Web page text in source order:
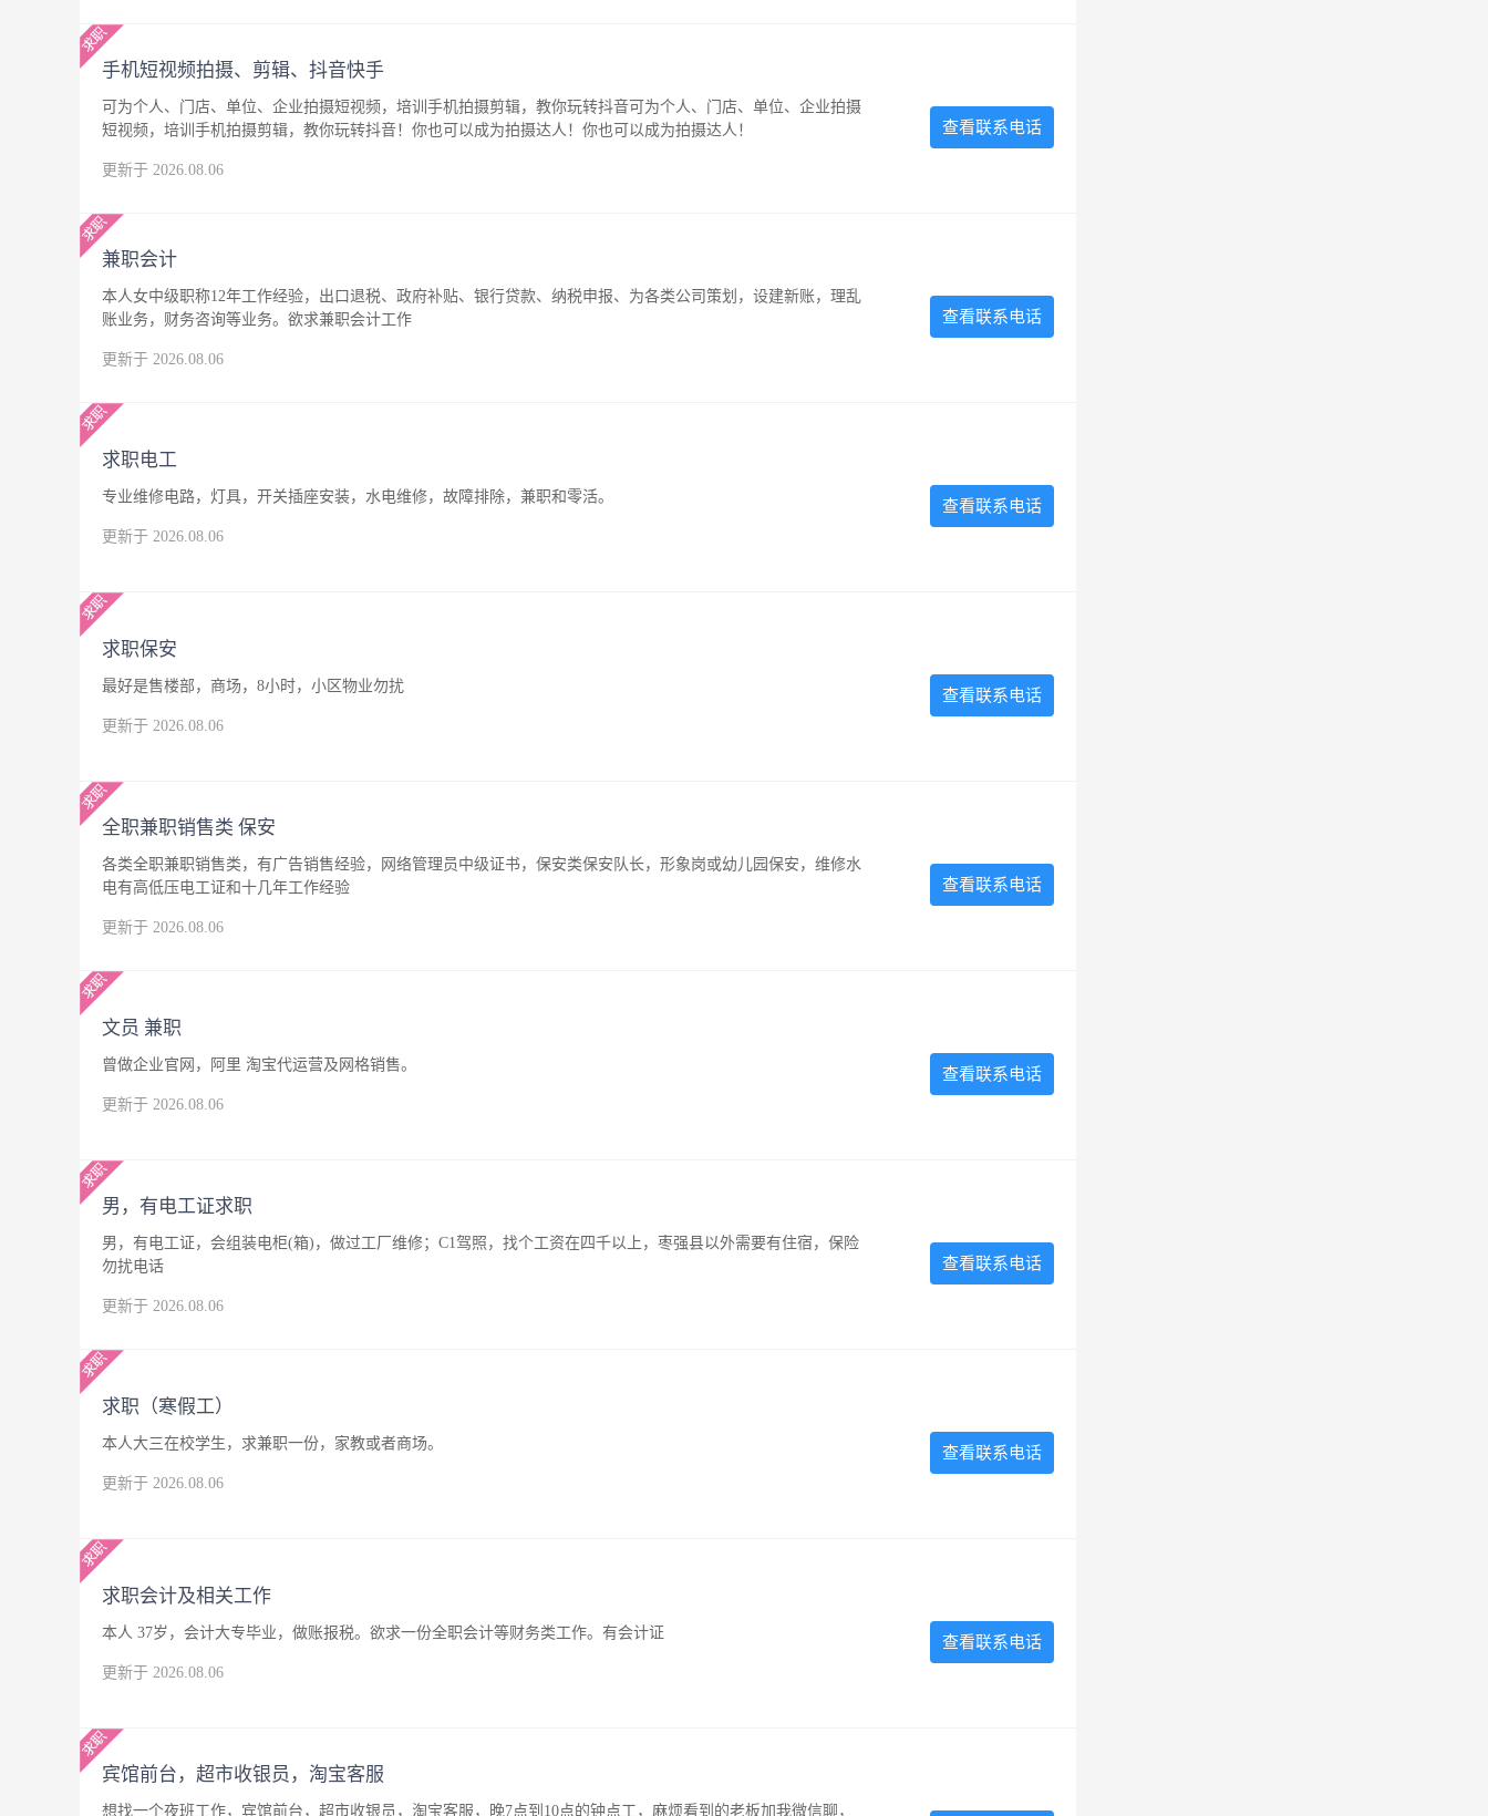
手机短视频拍摄、剪辑、抖音快手
可为个人、门店、单位、企业拍摄短视频，培训手机拍摄剪辑，教你玩转抖音可为个人、门店、单位、企业拍摄
短视频，培训手机拍摄剪辑，教你玩转抖音！你也可以成为拍摄达人！你也可以成为拍摄达人！
更新于 2026.08.06
查看联系电话
兼职会计
本人女中级职称12年工作经验，出口退税、政府补贴、银行贷款、纳税申报、为各类公司策划，设建新账，理乱
账业务，财务咨询等业务。欲求兼职会计工作
更新于 2026.08.06
查看联系电话
求职电工
专业维修电路，灯具，开关插座安装，水电维修，故障排除，兼职和零活。
更新于 2026.08.06
查看联系电话
求职保安
最好是售楼部，商场，8小时，小区物业勿扰
更新于 2026.08.06
查看联系电话
全职兼职销售类 保安
各类全职兼职销售类，有广告销售经验，网络管理员中级证书，保安类保安队长，形象岗或幼儿园保安，维修水
电有高低压电工证和十几年工作经验
更新于 2026.08.06
查看联系电话
文员 兼职
曾做企业官网，阿里 淘宝代运营及网格销售。
更新于 2026.08.06
查看联系电话
男，有电工证求职
男，有电工证，会组装电柜(箱)，做过工厂维修；C1驾照，找个工资在四千以上，枣强县以外需要有住宿，保险
勿扰电话
更新于 2026.08.06
查看联系电话
求职（寒假工）
本人大三在校学生，求兼职一份，家教或者商场。
更新于 2026.08.06
查看联系电话
求职会计及相关工作
本人 37岁，会计大专毕业，做账报税。欲求一份全职会计等财务类工作。有会计证
更新于 2026.08.06
查看联系电话
宾馆前台，超市收银员，淘宝客服
想找一个夜班工作，宾馆前台，超市收银员，淘宝客服，晚7点到10点的钟点工，麻烦看到的老板加我微信聊，